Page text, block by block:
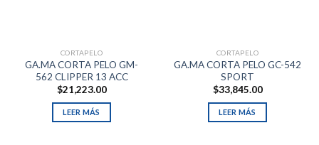
CORTAPELO
GA.MA CORTA PELO GM-
562 CLIPPER 13 ACC
$21,223.00
LEER MÁS
CORTAPELO
GA.MA CORTA PELO GC-542
SPORT
$33,845.00
LEER MÁS